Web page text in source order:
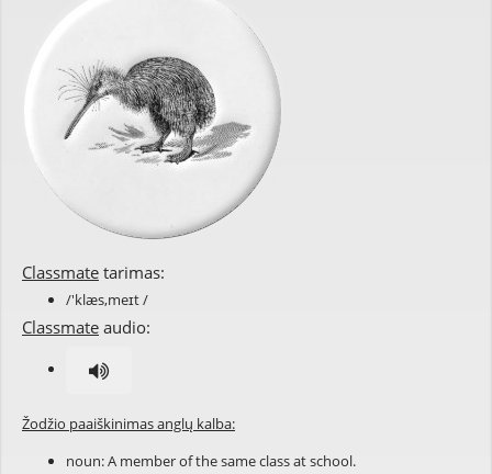
Classmate tarimas:
/'klæs,meɪt /
Classmate audio:
Žodžio paaiškinimas anglų kalba:
noun: A member of the same class at school.